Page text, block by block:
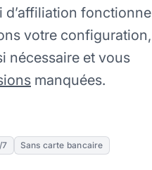
fonctionne
votre configuration,
nécessaire et vous
manquées.
7
Sans carte bancaire